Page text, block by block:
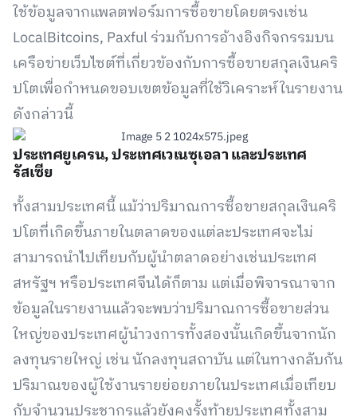
ใช้ข้อมูลจากแพลตฟอร์มการซื้อขายโดยตรงเช่น
LocalBitcoins, Paxful ร่วมกับการอ้างอิงกิจกรรมบน
เครือข่ายเว็บไซต์ที่เกี่ยวข้องกับการซื้อขายสกุลเงินคริ
ปโตเพื่อกำหนดขอบเขตข้อมูลที่ใช้วิเคราะห์ในรายงาน
ดังกล่าวนี้
ประเทศยูเครน, ประเทศเวเนซุเอลา และประเทศ
รัสเซีย
ทั้งสามประเทศนี้ แม้ว่าปริมาณการซื้อขายสกุลเงินคริ
ปโตที่เกิดขึ้นภายในตลาดของแต่ละประเทศจะไม่
สามารถนำไปเทียบกับผู้นำตลาดอย่างเช่นประเทศ
สหรัฐฯ หรือประเทศจีนได้ก็ตาม แต่เมื่อพิจารณาจาก
ข้อมูลในรายงานแล้วจะพบว่าปริมาณการซื้อขายส่วน
ใหญ่ของประเทศผู้นำวงการทั้งสองนั้นเกิดขึ้นจากนัก
ลงทุนรายใหญ่ เช่น นักลงทุนสถาบัน แต่ในทางกลับกัน
ปริมาณของผู้ใช้งานรายย่อยภายในประเทศเมื่อเทียบ
กับจำนวนประชากรแล้วยังคงรั้งท้ายประเทศทั้งสาม